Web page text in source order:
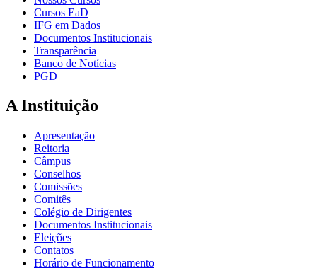
Cursos EaD
IFG em Dados
Documentos Institucionais
Transparência
Banco de Notícias
PGD
A Instituição
Apresentação
Reitoria
Câmpus
Conselhos
Comissões
Comitês
Colégio de Dirigentes
Documentos Institucionais
Eleições
Contatos
Horário de Funcionamento